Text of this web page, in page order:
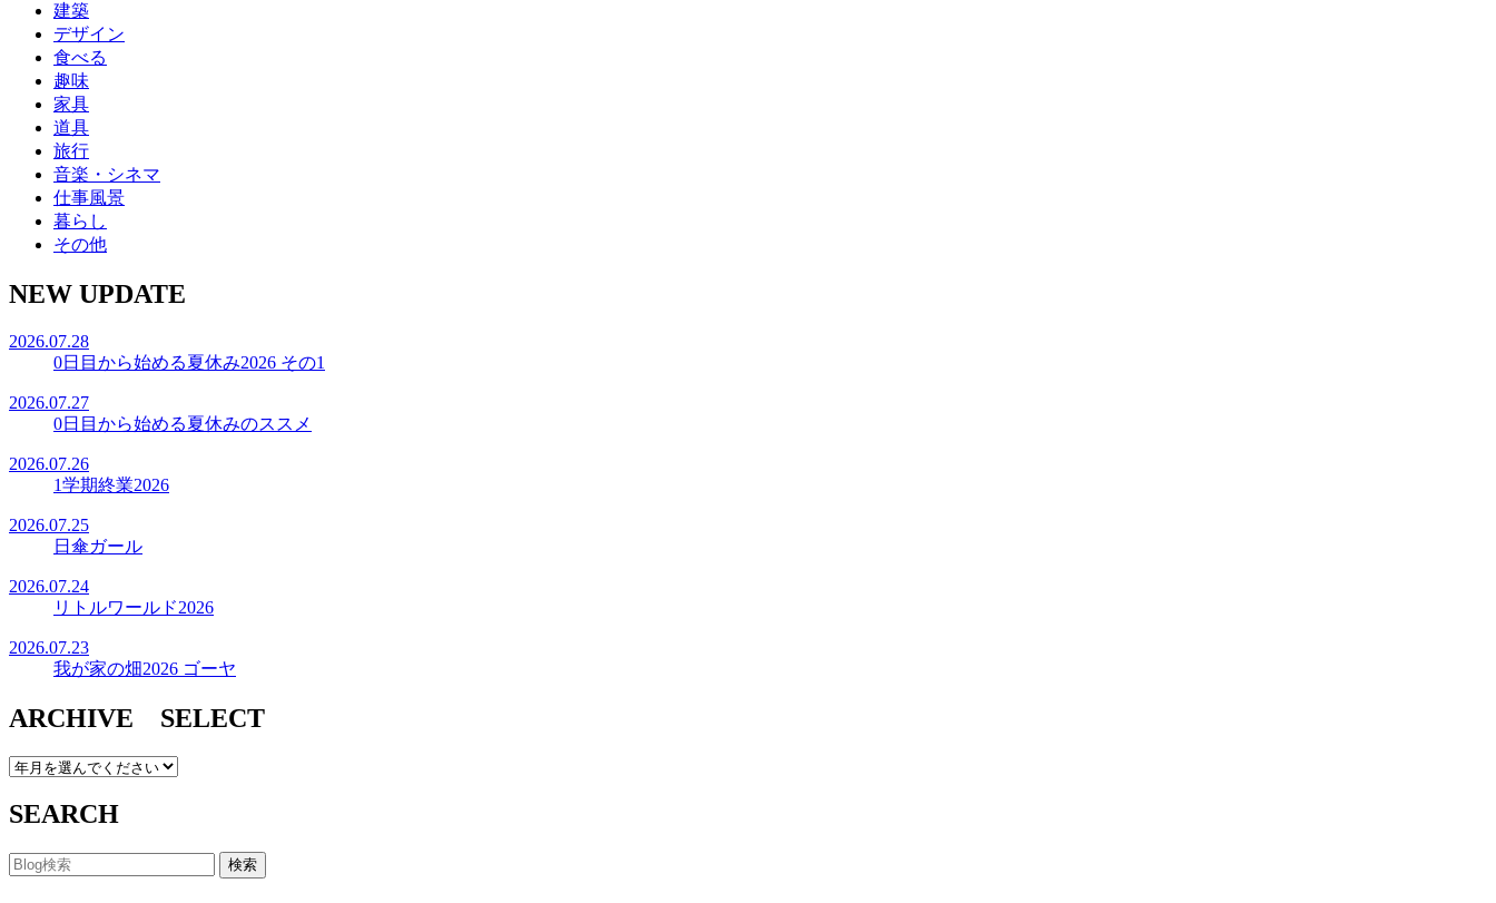
建築
デザイン
食べる
趣味
家具
道具
旅行
音楽・シネマ
仕事風景
暮らし
その他
NEW UPDATE
2026.07.28
0日目から始める夏休み2026 その1
2026.07.27
0日目から始める夏休みのススメ
2026.07.26
1学期終業2026
2026.07.25
日傘ガール
2026.07.24
リトルワールド2026
2026.07.23
我が家の畑2026 ゴーヤ
ARCHIVE SELECT
SEARCH